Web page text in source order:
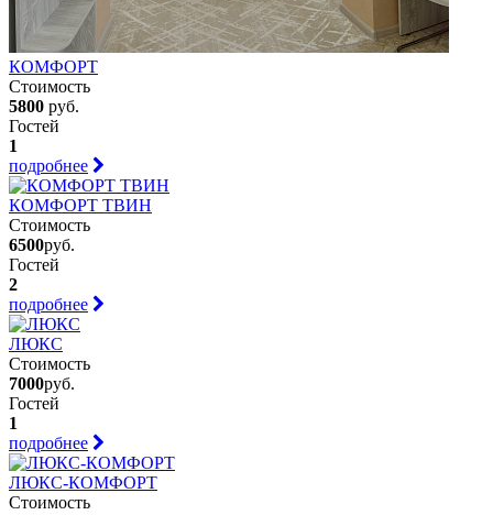
КОМФОРТ
Стоимость
5800 руб.
Гостей
1
подробнее
КОМФОРТ ТВИН
Стоимость
6500руб.
Гостей
2
подробнее
ЛЮКС
Стоимость
7000руб.
Гостей
1
подробнее
ЛЮКС-КОМФОРТ
Стоимость